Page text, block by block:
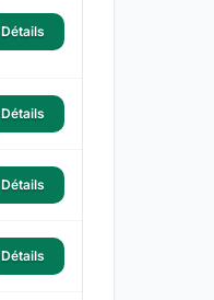
Détails
Détails
Détails
Détails